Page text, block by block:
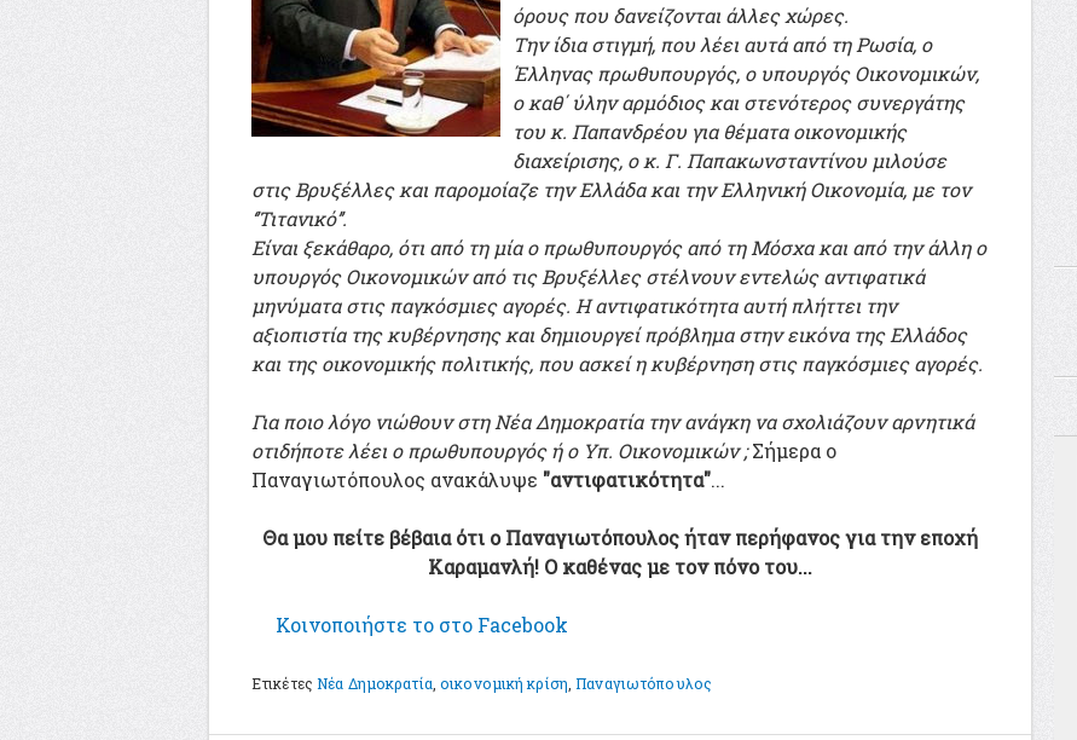
όρους που δανείζονται άλλες χώρες.
Την ίδια στιγμή, που λέει αυτά από τη Ρωσία, ο
Έλληνας πρωθυπουργός, ο υπουργός Οικονομικών,
ο καθ΄ ύλην αρμόδιος και στενότερος συνεργάτης
του κ. Παπανδρέου για θέματα οικονομικής
διαχείρισης, ο κ. Γ. Παπακωνσταντίνου μιλούσε
στις Βρυξέλλες και παρομοίαζε την Ελλάδα και την Ελληνική Οικονομία, με τον
‘’Τιτανικό’’.
Είναι ξεκάθαρο, ότι από τη μία ο πρωθυπουργός από τη Μόσχα και από την άλλη ο
υπουργός Οικονομικών από τις Βρυξέλλες στέλνουν εντελώς αντιφατικά
μηνύματα στις παγκόσμιες αγορές. Η αντιφατικότητα αυτή πλήττει την
αξιοπιστία της κυβέρνησης και δημιουργεί πρόβλημα στην εικόνα της Ελλάδος
και της οικονομικής πολιτικής, που ασκεί η κυβέρνηση στις παγκόσμιες αγορές.
Για ποιο λόγο νιώθουν στη Νέα Δημοκρατία την ανάγκη να σχολιάζουν αρνητικά
οτιδήποτε λέει ο πρωθυπουργός ή ο Υπ. Οικονομικών ;Σήμερα ο
Παναγιωτόπουλος ανακάλυψε "αντιφατικότητα"...
Θα μου πείτε βέβαια ότι ο Παναγιωτόπουλος ήταν περήφανος για την εποχή
Καραμανλή! Ο καθένας με τον πόνο του...
Κοινοποιήστε το στο Facebook
ΕτικέτεςΝέα Δημοκρατία ,οικονομική κρίση ,Παναγιωτόπουλος